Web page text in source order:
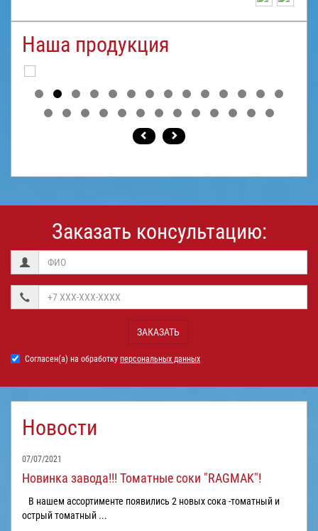
Наша продукция
Заказать консультацию:
ЗАКАЗАТЬ
Согласен(а) на обработку персональных данных
Новости
07/07/2021
Новинка завода!!! Томатные соки "RAGMAK"!
В нашем ассортименте появились 2 новых сока -томатный и
острый томатный ...